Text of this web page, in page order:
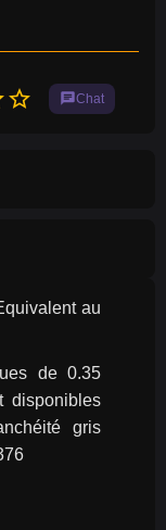
star_border chatChat
au
de 0.35
disponibles
gris